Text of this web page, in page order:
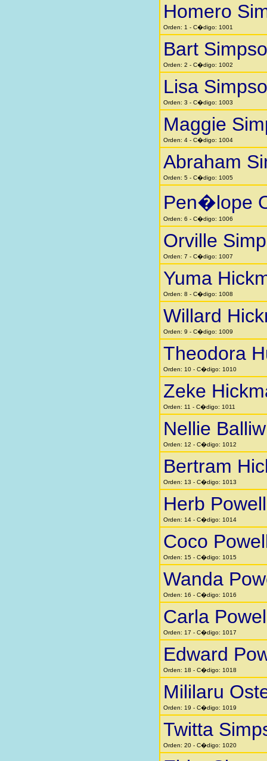
Homero
Orden: 1 - C�digo: 1001
Bart
Orden: 2 - C�digo: 1002
Lisa
Orden: 3 - C�digo: 1003
Maggie
Orden: 4 - C�digo: 1004
Abraham
Orden: 5 - C�digo: 1005
Pen�lope
Orden: 6 - C�digo: 1006
Orville
Orden: 7 - C�digo: 1007
Yuma
Orden: 8 - C�digo: 1008
Willard
Orden: 9 - C�digo: 1009
Theodora
Orden: 10 - C�digo: 1010
Zeke
Orden: 11 - C�digo: 1011
Nellie
Orden: 12 - C�digo: 1012
Bertram
Orden: 13 - C�digo: 1013
Herb Powell
Orden: 14 - C�digo: 1014
Coco
Orden: 15 - C�digo: 1015
Wanda
Orden: 16 - C�digo: 1016
Carla
Orden: 17 - C�digo: 1017
Edward
Orden: 18 - C�digo: 1018
Mililaru
Orden: 19 - C�digo: 1019
Twitta
Orden: 20 - C�digo: 1020